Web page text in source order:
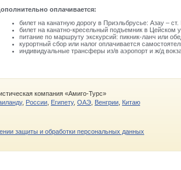
оплачивается:
билет на канатную дорогу в Приэльбрусье: Азау –
билет на канатно-кресельный подъемник в Цейском
питание по маршруту экскурсий: пикник-ланч или
курортный сбор или налог оплачивается
индивидуальные трансферы из/в аэропорт и ж/д
компания «Амиго-Турс»
, России Египету, ОАЭ Венгрии Китаю
защиты и обработки персональных данных